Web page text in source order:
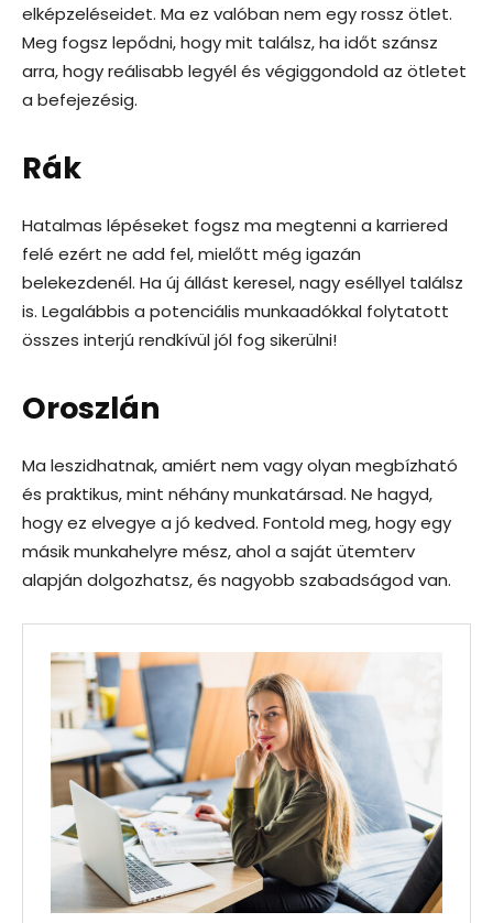
elképzeléseidet. Ma ez valóban nem egy rossz ötlet.
Meg fogsz lepődni, hogy mit találsz, ha időt szánsz
arra, hogy reálisabb legyél és végiggondold az ötletet
a befejezésig.
Rák
Hatalmas lépéseket fogsz ma megtenni a karriered
felé ezért ne add fel, mielőtt még igazán
belekezdenél. Ha új állást keresel, nagy eséllyel találsz
is. Legalábbis a potenciális munkaadókkal folytatott
összes interjú rendkívül jól fog sikerülni!
Oroszlán
Ma leszidhatnak, amiért nem vagy olyan megbízható
és praktikus, mint néhány munkatársad. Ne hagyd,
hogy ez elvegye a jó kedved. Fontold meg, hogy egy
másik munkahelyre mész, ahol a saját ütemterv
alapján dolgozhatsz, és nagyobb szabadságod van.